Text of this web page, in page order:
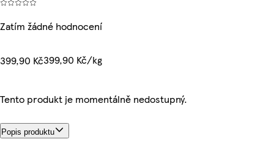
Zatím žádné hodnocení
399,90 Kč399,90 Kč/kg
Tento produkt je momentálně nedostupný.
Popis produktu